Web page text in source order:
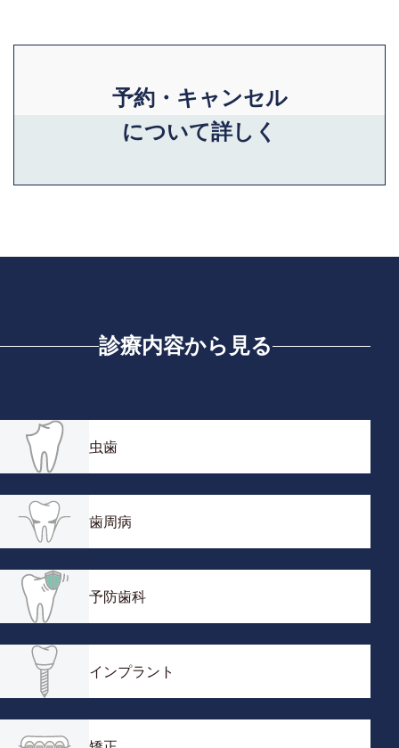
予約・キャンセル
について詳しく
診療内容から見る
虫歯
歯周病
予防歯科
インプラント